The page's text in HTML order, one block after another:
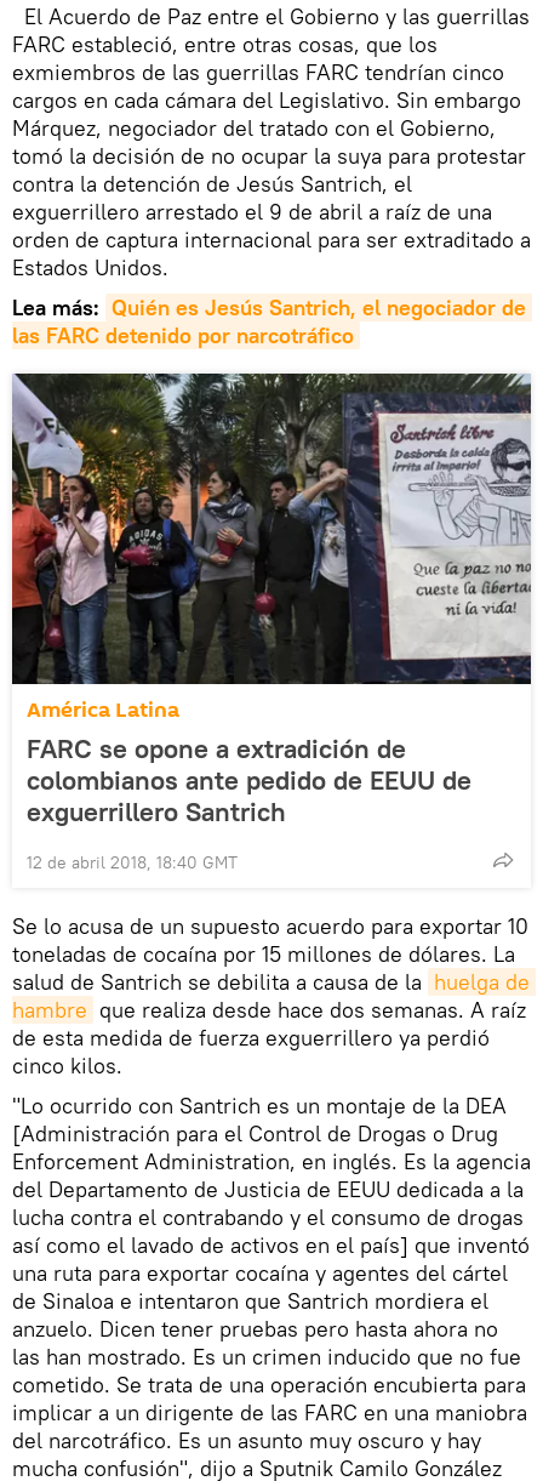
El Acuerdo de Paz entre el Gobierno y las guerrillas
FARC estableció, entre otras cosas, que los
exmiembros de las guerrillas FARC tendrían cinco
cargos en cada cámara del Legislativo. Sin embargo
Márquez, negociador del tratado con el Gobierno,
tomó la decisión de no ocupar la suya para protestar
contra la detención de Jesús Santrich, el
exguerrillero arrestado el 9 de abril a raíz de una
orden de captura internacional para ser extraditado a
Estados Unidos.
Lea más: Quién es Jesús Santrich, el negociador de
las FARC detenido por narcotráfico
América Latina
FARC se opone a extradición de
colombianos ante pedido de EEUU de
exguerrillero Santrich
12 de abril 2018, 18:40 GMT
Se lo acusa de un supuesto acuerdo para exportar 10
toneladas de cocaína por 15 millones de dólares. La
salud de Santrich se debilita a causa de la huelga de
hambre que realiza desde hace dos semanas. A raíz
de esta medida de fuerza exguerrillero ya perdió
cinco kilos.
"Lo ocurrido con Santrich es un montaje de la DEA
[Administración para el Control de Drogas​ o Drug
Enforcement Administration, en inglés. Es la agencia
del Departamento de Justicia de EEUU dedicada a la
lucha contra el contrabando y el consumo de drogas
así como el lavado de activos en el país] que inventó
una ruta para exportar cocaína y agentes del cártel
de Sinaloa e intentaron que Santrich mordiera el
anzuelo. Dicen tener pruebas pero hasta ahora no
las han mostrado. Es un crimen inducido que no fue
cometido. Se trata de una operación encubierta para
implicar a un dirigente de las FARC en una maniobra
del narcotráfico. Es un asunto muy oscuro y hay
mucha confusión", dijo a Sputnik Camilo González